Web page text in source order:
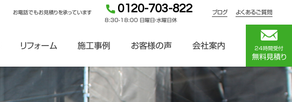
お電話でもお見積りを承っています 0120-703-822
8:30-18:00 日曜日・水曜日休
ブログ よくあるご質問
リフォーム 施工事例 お客様の声 会社案内 24時間受付
無料見積り